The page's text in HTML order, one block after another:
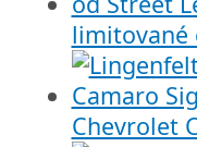
limitované
Chevrolet